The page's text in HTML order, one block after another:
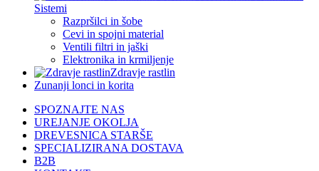
Sistemi
Razpršilci in šobe
Cevi in spojni material
Ventili filtri in jaški
Elektronika in krmiljenje
Zdravje rastlin
Zunanji lonci in korita
SPOZNAJTE NAS
UREJANJE OKOLJA
DREVESNICA STARŠE
SPECIALIZIRANA DOSTAVA
B2B